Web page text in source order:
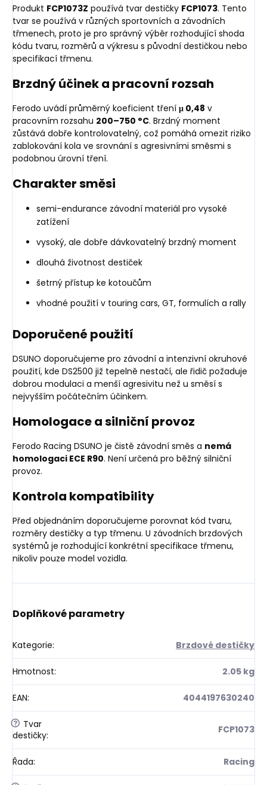
Produkt FCP1073Z používá tvar destičky FCP1073. Tento
tvar se používá v různých sportovních a závodních
třmenech, proto je pro správný výběr rozhodující shoda
kódu tvaru, rozměrů a výkresu s původní destičkou nebo
specifikací třmenu.
Brzdný účinek a pracovní rozsah
Ferodo uvádí průměrný koeficient tření μ 0,48 v
pracovním rozsahu 200–750 °C. Brzdný moment
zůstává dobře kontrolovatelný, což pomáhá omezit riziko
zablokování kola ve srovnání s agresivními směsmi s
podobnou úrovní tření.
Charakter směsi
semi-endurance závodní materiál pro vysoké
zatížení
vysoký, ale dobře dávkovatelný brzdný moment
dlouhá životnost destiček
šetrný přístup ke kotoučům
vhodné použití v touring cars, GT, formulích a rally
Doporučené použití
DSUNO doporučujeme pro závodní a intenzivní okruhové
použití, kde DS2500 již tepelně nestačí, ale řidič požaduje
dobrou modulaci a menší agresivitu než u směsí s
nejvyšším počátečním účinkem.
Homologace a silniční provoz
Ferodo Racing DSUNO je čistě závodní směs a nemá
homologaci ECE R90. Není určená pro běžný silniční
provoz.
Kontrola kompatibility
Před objednáním doporučujeme porovnat kód tvaru,
rozměry destičky a typ třmenu. U závodních brzdových
systémů je rozhodující konkrétní specifikace třmenu,
nikoliv pouze model vozidla.
Doplňkové parametry
Kategorie: Brzdové destičky
Hmotnost: 2.05 kg
EAN: 4044197630240
? Tvar
destičky: FCP1073
Řada: Racing